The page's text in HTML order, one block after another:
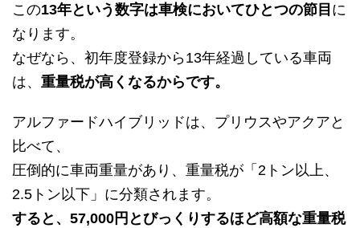
この13年という数字は車検においてひとつの節目 に
なります。
なぜなら、初年度登録から13年経過している車両
は、 重量税が高くなるからです。
アルファードハイブリッドは、プリウスやアクアと
比べて、
圧倒的に車両重量があり、重量税が「2トン以上、
2.5トン以下」に分類されます。
すると、57,000円とびっくりするほど高額な重量税